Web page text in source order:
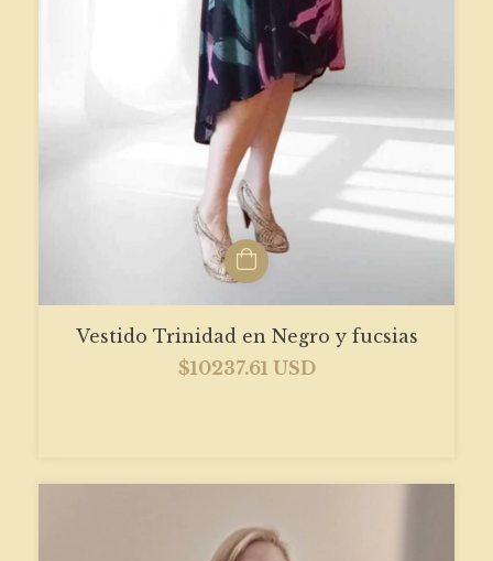
Vestido Trinidad en Negro y fucsias
$10237.61 USD